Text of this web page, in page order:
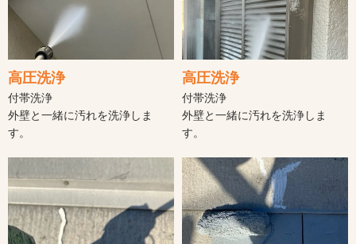
高圧洗浄
付帯洗浄
外壁と一緒に汚れを洗浄しま
す。
高圧洗浄
付帯洗浄
外壁と一緒に汚れを洗浄しま
す。